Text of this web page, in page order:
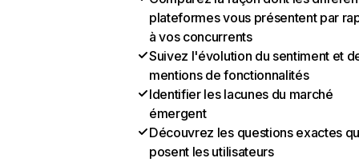
plateformes vous présentent par
à vos concurrents
Suivez l'évolution du sentiment et
mentions de fonctionnalités
Identifier les lacunes du marché
émergent
Découvrez les questions exactes
posent les utilisateurs